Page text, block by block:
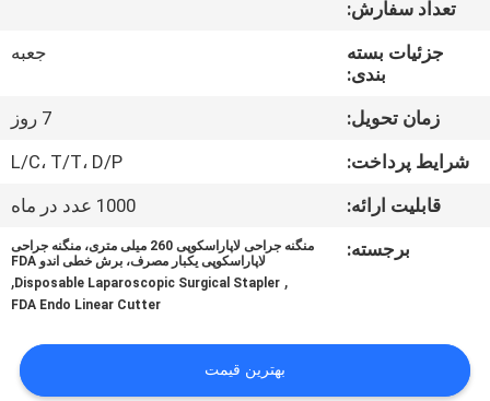
کنترل
کیفیت
تماس
نقل
قول
تعداد سفارش:
جزئیات بسته
بندی:
جعبه
زمان تحویل:
7 روز
شرایط پرداخت:
L/C، T/T، D/P
قابلیت ارائه:
1000 عدد در ماه
برجسته:
منگنه جراحی لاپاراسکوپی 260 میلی متری، منگنه جراحی
لاپاراسکوپی یکبار مصرف، برش خطی اندو FDA
,
Disposable Laparoscopic Surgical Stapler
,
FDA Endo Linear Cutter
بهترین قیمت